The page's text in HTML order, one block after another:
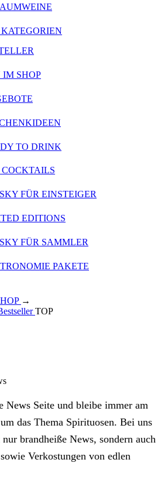
IM SHOP
TO DRINK
COCKTAILS
FÜR EINSTEIGER
EDITIONS
FÜR SAMMLER
PAKETE
→
TOP
News Seite und bleibe immer am
das Thema Spirituosen. Bei uns
brandheiße News, sondern auch
Verkostungen von edlen